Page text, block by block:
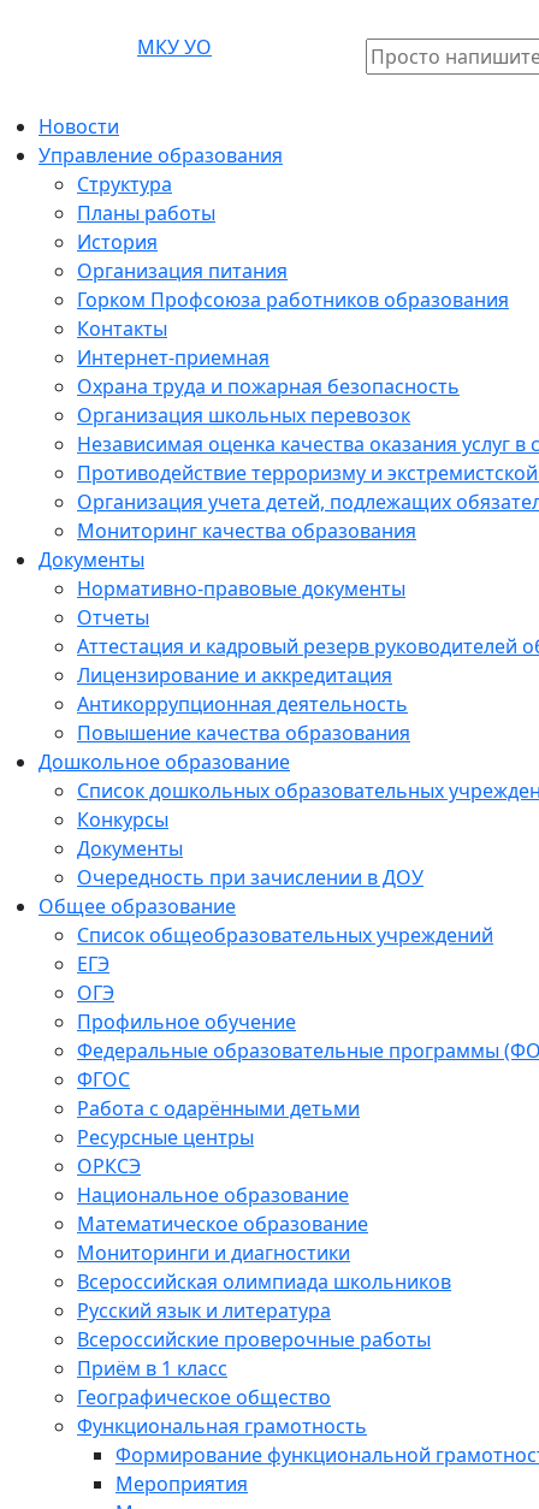
МКУ УО Поиск:
Новости
Управление образования
Структура
Планы работы
История
Организация питания
Горком Профсоюза работников образования
Контакты
Интернет-приемная
Охрана труда и пожарная безопасность
Организация школьных перевозок
Независимая оценка качества оказания услуг
Противодействие терроризму и
Организация учета детей, подлежащих
Мониторинг качества образования
Документы
Нормативно-правовые документы
Отчеты
Аттестация и кадровый резерв руководителей
Лицензирование и аккредитация
Антикоррупционная деятельность
Повышение качества образования
Дошкольное образование
Список дошкольных образовательных
Конкурсы
Документы
Очередность при зачислении в ДОУ
Общее образование
Список общеобразовательных учреждений
ЕГЭ
ОГЭ
Профильное обучение
Федеральные образовательные программы
ФГОС
Работа с одарёнными детьми
Ресурсные центры
ОРКСЭ
Национальное образование
Математическое образование
Мониторинги и диагностики
Всероссийская олимпиада школьников
Русский язык и литература
Всероссийские проверочные работы
Приём в 1 класс
Географическое общество
Функциональная грамотность
Формирование функциональной
Мероприятия